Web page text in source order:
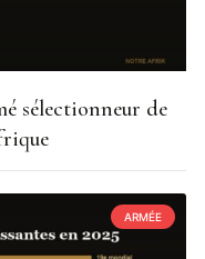
sélectionneur de
ARMÉE